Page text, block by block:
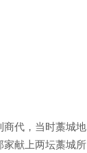
商代，当时藁城地
家献上两坛藁城所